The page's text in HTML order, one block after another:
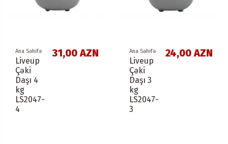
Ana Səhifə
Liveup
Çəki
Daşı 4
kg
LS2047-
4
31,00 AZN Ana Səhifə
Liveup
Çəki
Daşı 3
kg
LS2047-
3
24,00 AZN